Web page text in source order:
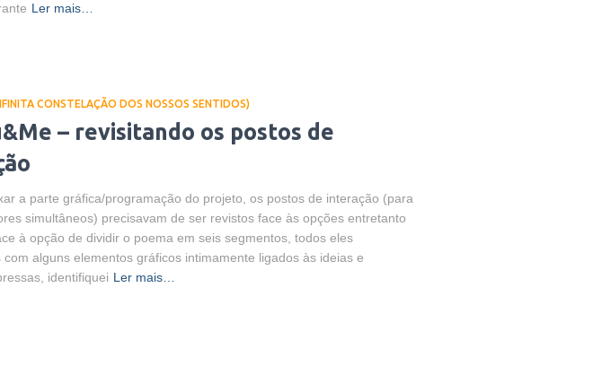
Ler mais…
CONSTELAÇÃO DOS NOSSOS SENTIDOS)
– revisitando os postos de
a parte gráfica/programação do projeto, os postos de interação (para
simultâneos) precisavam de ser revistos face às opções entretanto
à opção de dividir o poema em seis segmentos, todos eles
com alguns elementos gráficos intimamente ligados às ideias e
identifiquei Ler mais…